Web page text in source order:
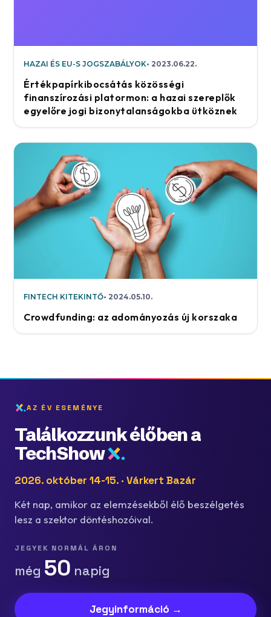
HAZAI ÉS EU-S JOGSZABÁLYOK 2023.06.22.
Értékpapírkibocsátás közösségi
finanszírozási platormon: a hazai szereplők
egyelőre jogi bizonytalanságokba ütköznek
FINTECH KITEKINTŐ 2024.05.10.
Crowdfunding: az adományozás új korszaka
AZ ÉV ESEMÉNYE
Találkozzunk élőben a
TechShow
2026. október 14-15. · Várkert Bazár
Két nap, amikor az elemzésekből élő beszélgetés
lesz a szektor döntéshozóival.
JEGYEK NORMÁL ÁRON
még 50 napig
Jegyinformáció →